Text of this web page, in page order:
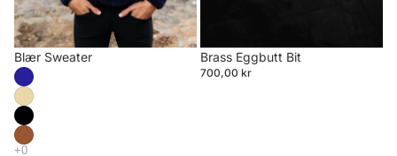
Blær Sweater Brass Eggbutt Bit
700,00 kr